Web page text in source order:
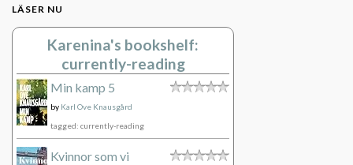
LÄSER NU
Karenina's bookshelf:
currently-reading
Min kamp 5
by Karl Ove Knausgård
tagged: currently-reading
Kvinnor som vi